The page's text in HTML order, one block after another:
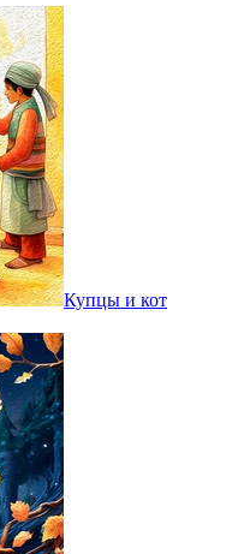
Купцы и кот